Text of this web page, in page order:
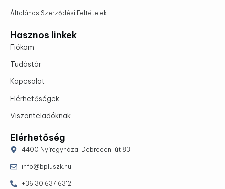
Általános Szerződési Feltételek
Hasznos linkek
Fiókom
Tudástár
Kapcsolat
Elérhetőségek
Viszonteladóknak
Elérhetőség
4400 Nyíregyháza, Debreceni út 83.
info@bpluszk.hu
+36 30 637 6312